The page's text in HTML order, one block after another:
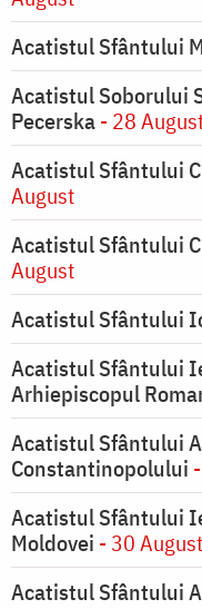
Acatistul Sfântului
Acatistul Soborului
Pecerska- 28
Acatistul Sfântului
August
Acatistul Sfântului
August
Acatistul Sfântului
Acatistul Sfântului
Arhiepiscopul
Acatistul Sfântului
Constantinopolului
Acatistul Sfântului
Moldovei - 30 August
Acatistul Sfântului